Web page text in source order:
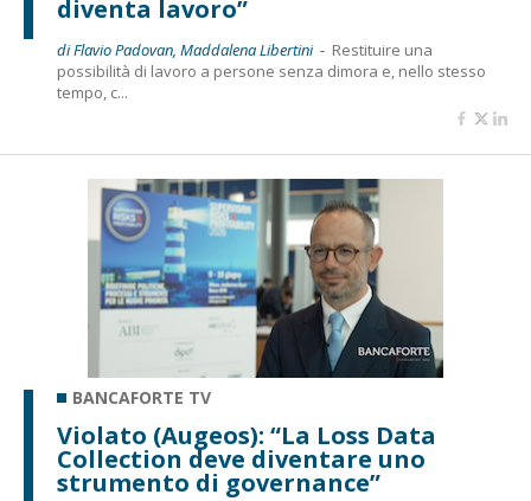
diventa lavoro”
di Flavio Padovan, Maddalena Libertini - Restituire una
possibilità di lavoro a persone senza dimora e, nello stesso
tempo, c...
BANCAFORTE TV
Violato (Augeos): “La Loss Data
Collection deve diventare uno
strumento di governance”